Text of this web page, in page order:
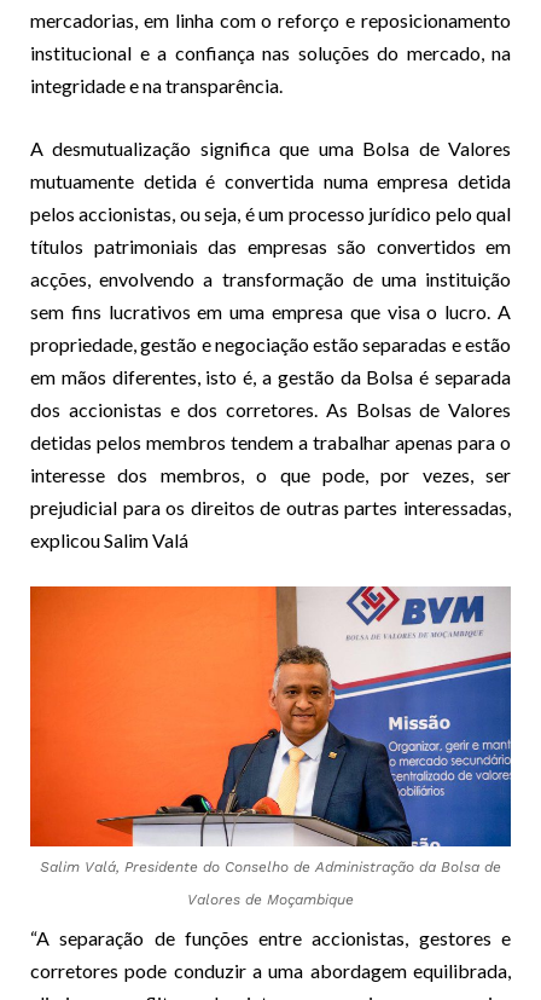
mercadorias, em linha com o reforço e reposicionamento
institucional e a confiança nas soluções do mercado, na
integridade e na transparência.
A desmutualização significa que uma Bolsa de Valores
mutuamente detida é convertida numa empresa detida
pelos accionistas, ou seja, é um processo jurídico pelo qual
títulos patrimoniais das empresas são convertidos em
acções, envolvendo a transformação de uma instituição
sem fins lucrativos em uma empresa que visa o lucro. A
propriedade, gestão e negociação estão separadas e estão
em mãos diferentes, isto é, a gestão da Bolsa é separada
dos accionistas e dos corretores. As Bolsas de Valores
detidas pelos membros tendem a trabalhar apenas para o
interesse dos membros, o que pode, por vezes, ser
prejudicial para os direitos de outras partes interessadas,
explicou Salim Valá
Salim Valá, Presidente do Conselho de Administração da Bolsa de
Valores de Moçambique
“A separação de funções entre accionistas, gestores e
corretores pode conduzir a uma abordagem equilibrada,